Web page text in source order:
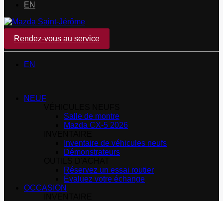
EN
Rendez-vous au service
EN
NEUF
Salle de montre
Mazda CX-5 2026
Inventaire de véhicules neufs
Démonstrateurs
Réservez un essai routier
Évaluez votre échange
OCCASION